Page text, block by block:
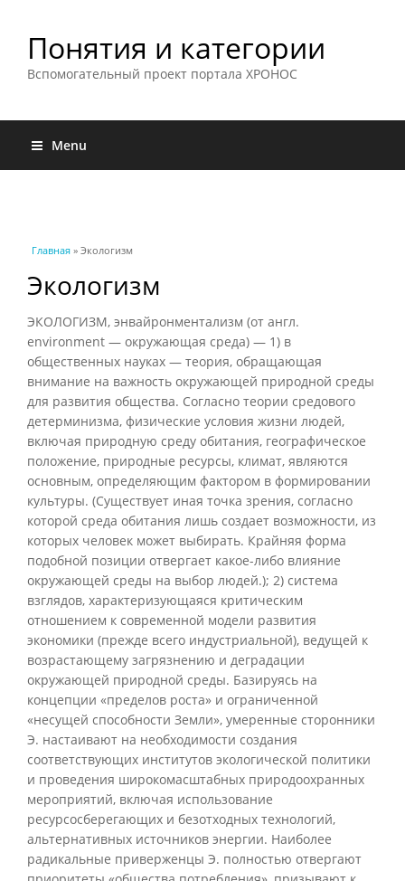
Понятия и категории
Вспомогательный проект портала ХРОНОС
Menu
Вы здесь
Главная » Экологизм
Экологизм
ЭКОЛОГИЗМ, энвайронментализм (от англ.
environment — окружающая среда) — 1) в
общественных науках — теория, обращающая
внимание на важность окружающей природной среды
для развития общества. Согласно теории средового
детерминизма, физические условия жизни людей,
включая природную среду обитания, географическое
положение, природные ресурсы, климат, являются
основным, определяющим фактором в формировании
культуры. (Существует иная точка зрения, согласно
которой среда обитания лишь создает возможности, из
которых человек может выбирать. Крайняя форма
подобной позиции отвергает какое-либо влияние
окружающей среды на выбор людей.); 2) система
взглядов, характеризующаяся критическим
отношением к современной модели развития
экономики (прежде всего индустриальной), ведущей к
возрастающему загрязнению и деградации
окружающей природной среды. Базируясь на
концепции «пределов роста» и ограниченной
«несущей способности Земли», умеренные сторонники
Э. настаивают на необходимости создания
соответствующих институтов экологической политики
и проведения широкомасштабных природоохранных
мероприятий, включая использование
ресурсосберегающих и безотходных технологий,
альтернативных источников энергии. Наиболее
радикальные приверженцы Э. полностью отвергают